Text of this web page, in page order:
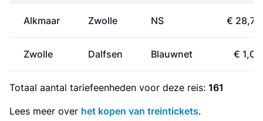
Alkmaar Zwolle NS € 28,70
Zwolle Dalfsen Blauwnet € 1,09
Totaal aantal tariefeenheden voor deze reis: 161
Lees meer over het kopen van treintickets.